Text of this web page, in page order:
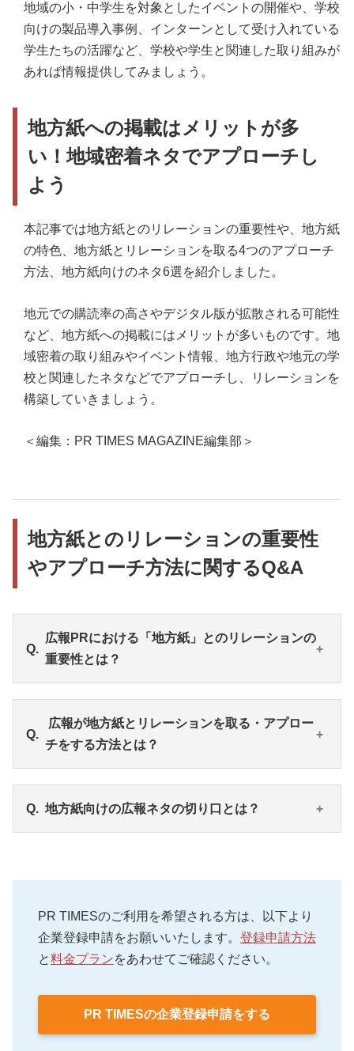
地域の小・中学生を対象としたイベントの開催や、学校
向けの製品導入事例、インターンとして受け入れている
学生たちの活躍など、学校や学生と関連した取り組みが
あれば情報提供してみましょう。
地方紙への掲載はメリットが多
い！地域密着ネタでアプローチし
よう
本記事では地方紙とのリレーションの重要性や、地方紙
の特色、地方紙とリレーションを取る4つのアプローチ
方法、地方紙向けのネタ6選を紹介しました。
地元での購読率の高さやデジタル版が拡散される可能性
など、地方紙への掲載にはメリットが多いものです。地
域密着の取り組みやイベント情報、地方行政や地元の学
校と関連したネタなどでアプローチし、リレーションを
構築していきましょう。
＜編集：PR TIMES MAGAZINE編集部＞
地方紙とのリレーションの重要性
やアプローチ方法に関するQ&A
広報PRにおける「地方紙」とのリレーションの
重要性とは？
あります。自社の取り組みがある地域でよく読まれ
ている媒体を事前に調べることが大切です。
また、全国紙では掲載されないような地域密着の話
れることもあります。地方紙のデジタル版で配信さ
れた記事が、インターネット上で大きく広がる可能
に重要です。
広報が地方紙とリレーションを取る・アプロー
チをする方法とは？
る
②新聞社に連絡し、記者とアポイントを取る
にアプローチする
地方紙向けの広報ネタの切り口とは？
考になります。
ミング
②Uターン・Iターン社員の活躍
③地域に活気をもたらすようなイベントを開催する
④地方行政と関連した取り組み
PR TIMESのご利用を希望される方は、以下より
企業登録申請をお願いいたします。 登録申請方法
と料金プランをあわせてご確認ください。
PR TIMESの企業登録申請をする